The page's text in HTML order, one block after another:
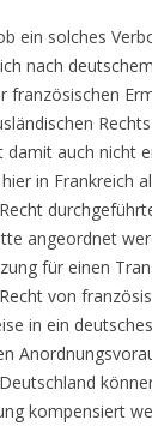
ein solches
nach
französischen
damit auch nicht
in Frankreich
angeordnet
für einen
von
in ein
kompensiert